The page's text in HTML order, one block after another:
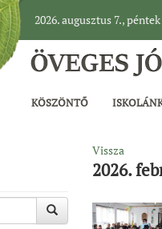
2026. augusztus 7., péntek
KÖSZÖNTŐ
Vissza
2026.